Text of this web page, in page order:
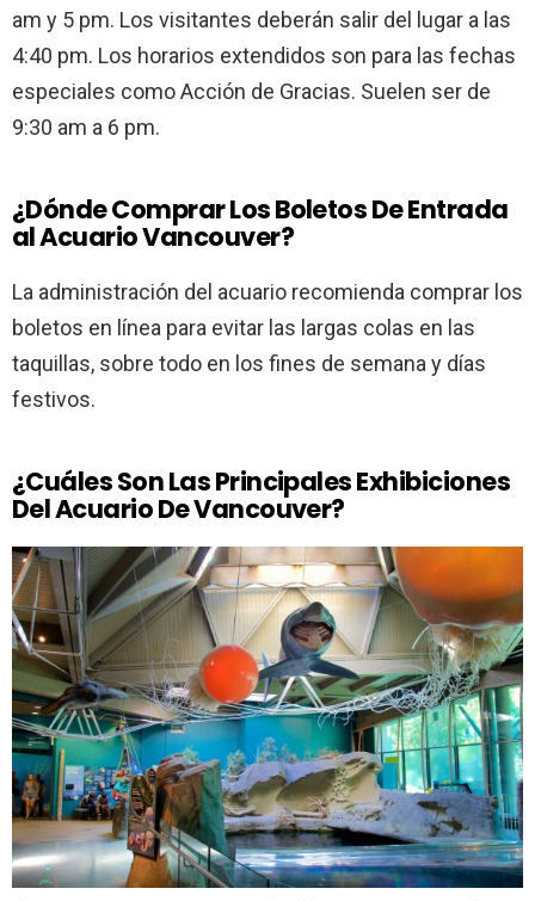
am y 5 pm. Los visitantes deberán salir del lugar a las
4:40 pm. Los horarios extendidos son para las fechas
especiales como Acción de Gracias. Suelen ser de
9:30 am a 6 pm.
¿Dónde Comprar Los Boletos De Entrada
al Acuario Vancouver?
La administración del acuario recomienda comprar los
boletos en línea para evitar las largas colas en las
taquillas, sobre todo en los fines de semana y días
festivos.
¿Cuáles Son Las Principales Exhibiciones
Del Acuario De Vancouver?